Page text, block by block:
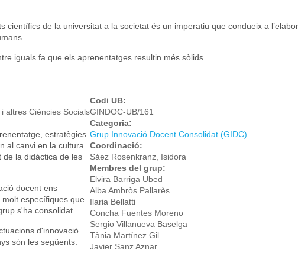
científics de la universitat a la societat és un imperatiu que condueix a
iguals fa que els aprenentatges resultin més sòlids.
altres Ciències Socials
estratègies
al canvi en la cultura
de la didàctica de les
docent ens
específiques que
s'ha consolidat.
d'innovació
són les següents:
Codi UB:
GINDOC-UB/161
Categoria:
Grup Innovació Docent Consolidat (GIDC)
Coordinació:
Sáez Rosenkranz, Isidora
Membres del grup:
Elvira Barriga Ubed
Alba Ambròs Pallarès
Ilaria Bellatti
Concha Fuentes Moreno
Sergio Villanueva Baselga
Tània Martínez Gil
Javier Sanz Aznar